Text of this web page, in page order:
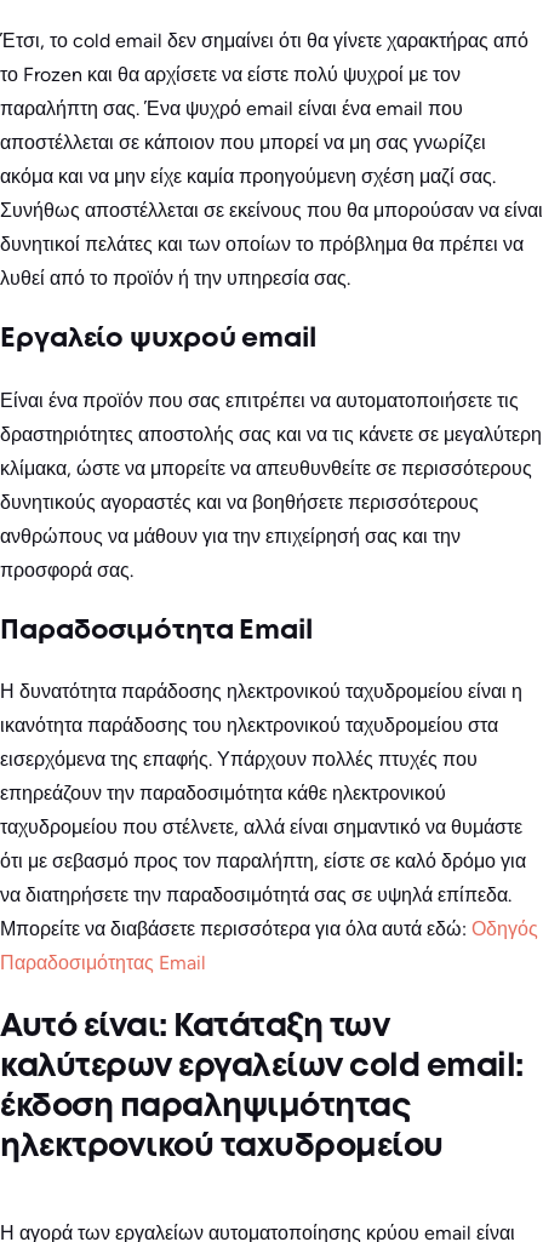
Έτσι, το cold email δεν σημαίνει ότι θα γίνετε χαρακτήρας από
το Frozen και θα αρχίσετε να είστε πολύ ψυχροί με τον
παραλήπτη σας. Ένα ψυχρό email είναι ένα email που
αποστέλλεται σε κάποιον που μπορεί να μη σας γνωρίζει
ακόμα και να μην είχε καμία προηγούμενη σχέση μαζί σας.
Συνήθως αποστέλλεται σε εκείνους που θα μπορούσαν να είναι
δυνητικοί πελάτες και των οποίων το πρόβλημα θα πρέπει να
λυθεί από το προϊόν ή την υπηρεσία σας.
Εργαλείο ψυχρού email
Είναι ένα προϊόν που σας επιτρέπει να αυτοματοποιήσετε τις
δραστηριότητες αποστολής σας και να τις κάνετε σε μεγαλύτερη
κλίμακα, ώστε να μπορείτε να απευθυνθείτε σε περισσότερους
δυνητικούς αγοραστές και να βοηθήσετε περισσότερους
ανθρώπους να μάθουν για την επιχείρησή σας και την
προσφορά σας.
Παραδοσιμότητα Email
Η δυνατότητα παράδοσης ηλεκτρονικού ταχυδρομείου είναι η
ικανότητα παράδοσης του ηλεκτρονικού ταχυδρομείου στα
εισερχόμενα της επαφής. Υπάρχουν πολλές πτυχές που
επηρεάζουν την παραδοσιμότητα κάθε ηλεκτρονικού
ταχυδρομείου που στέλνετε, αλλά είναι σημαντικό να θυμάστε
ότι με σεβασμό προς τον παραλήπτη, είστε σε καλό δρόμο για
να διατηρήσετε την παραδοσιμότητά σας σε υψηλά επίπεδα.
Μπορείτε να διαβάσετε περισσότερα για όλα αυτά εδώ: Οδηγός
Παραδοσιμότητας Email
Αυτό είναι: Κατάταξη των
καλύτερων εργαλείων cold email:
έκδοση παραληψιμότητας
ηλεκτρονικού ταχυδρομείου
Η αγορά των εργαλείων αυτοματοποίησης κρύου email είναι